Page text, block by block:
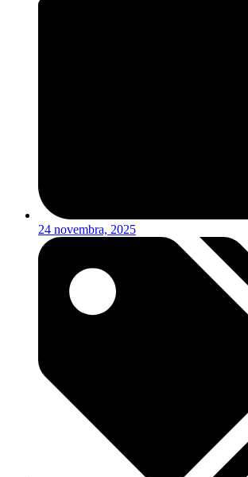
24 novembra, 2025